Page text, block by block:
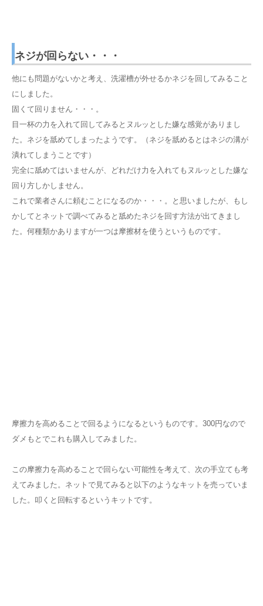
ネジが回らない・・・
他にも問題がないかと考え、洗濯槽が外せるかネジを回してみること
にしました。
固くて回りません・・・。
目一杯の力を入れて回してみるとヌルッとした嫌な感覚がありまし
た。ネジを舐めてしまったようです。（ネジを舐めるとはネジの溝が
潰れてしまうことです）
完全に舐めてはいませんが、どれだけ力を入れてもヌルッとした嫌な
回り方しかしません。
これで業者さんに頼むことになるのか・・・。と思いましたが、もし
かしてとネットで調べてみると舐めたネジを回す方法が出てきまし
た。何種類かありますが一つは摩擦材を使うというものです。
摩擦力を高めることで回るようになるというものです。300円なので
ダメもとでこれも購入してみました。
この摩擦力を高めることで回らない可能性を考えて、次の手立ても考
えてみました。ネットで見てみると以下のようなキットを売っていま
した。叩くと回転するというキットです。